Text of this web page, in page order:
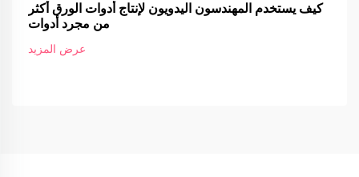
كيف يستخدم المهندسون اليدويون لإنتاج أدوات الورق أكثر
من مجرد أدوات
عرض المزيد